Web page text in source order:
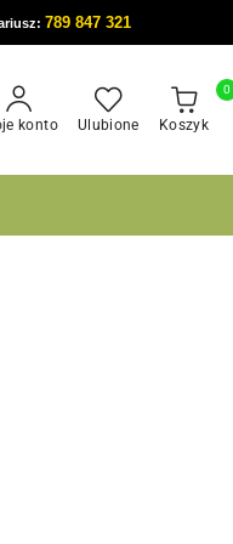
789 847 321
konto Ulubione Koszyk
0